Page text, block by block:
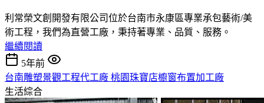
利常榮文創開發有限公司位於台南市永康區專業承包藝術/美
術工程，我們為直營工廠，秉持著專業、品質、服務。
繼續閱讀
5年前
台南雕塑景觀工程代工廠 桃園珠寶店櫥窗布置加工廠
生活綜合